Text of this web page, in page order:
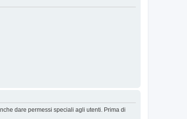
dare permessi speciali agli utenti. Prima di